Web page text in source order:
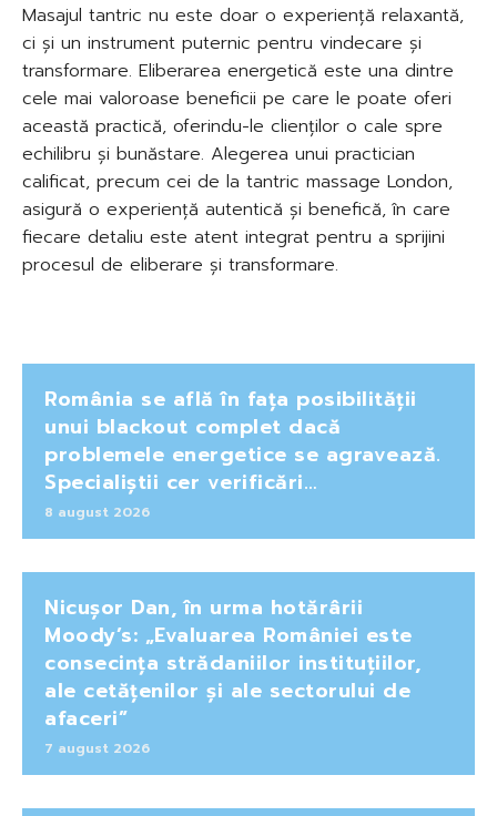
Masajul tantric nu este doar o experiență relaxantă,
ci și un instrument puternic pentru vindecare și
transformare. Eliberarea energetică este una dintre
cele mai valoroase beneficii pe care le poate oferi
această practică, oferindu-le clienților o cale spre
echilibru și bunăstare. Alegerea unui practician
calificat, precum cei de la tantric massage London,
asigură o experiență autentică și benefică, în care
fiecare detaliu este atent integrat pentru a sprijini
procesul de eliberare și transformare.
România se află în fața posibilității
unui blackout complet dacă
problemele energetice se agravează.
Specialiștii cer verificări…
8 august 2026
Nicușor Dan, în urma hotărârii
Moody’s: „Evaluarea României este
consecința strădaniilor instituțiilor,
ale cetățenilor și ale sectorului de
afaceri”
7 august 2026